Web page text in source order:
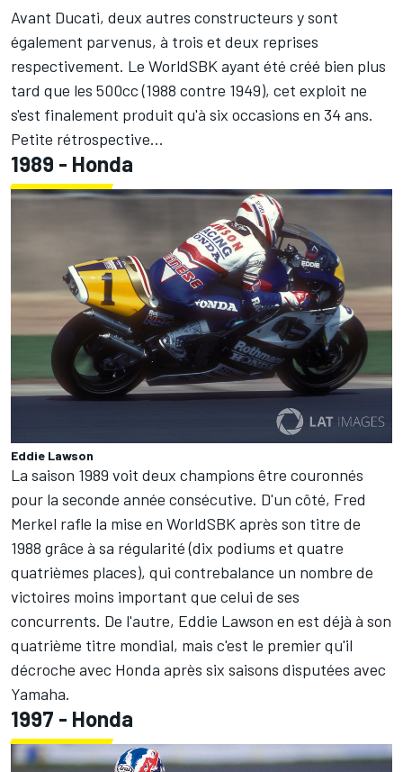
Avant Ducati, deux autres constructeurs y sont
également parvenus, à trois et deux reprises
respectivement. Le WorldSBK ayant été créé bien plus
tard que les 500cc (1988 contre 1949), cet exploit ne
s'est finalement produit qu'à six occasions en 34 ans.
Petite rétrospective...
1989 - Honda
Eddie Lawson
La saison 1989 voit deux champions être couronnés
pour la seconde année consécutive. D'un côté, Fred
Merkel rafle la mise en WorldSBK après son titre de
1988 grâce à sa régularité (dix podiums et quatre
quatrièmes places), qui contrebalance un nombre de
victoires moins important que celui de ses
concurrents. De l'autre, Eddie Lawson en est déjà à son
quatrième titre mondial, mais c'est le premier qu'il
décroche avec Honda après six saisons disputées avec
Yamaha.
1997 - Honda